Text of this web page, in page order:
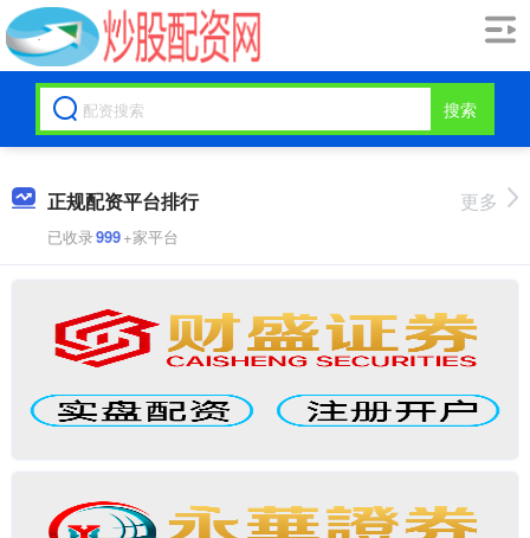
搜索
正规配资平台排行
已收录999+家平台
更多